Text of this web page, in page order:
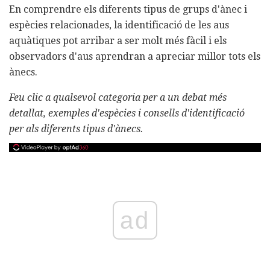
En comprendre els diferents tipus de grups d'ànec i
espècies relacionades, la identificació de les aus
aquàtiques pot arribar a ser molt més fàcil i els
observadors d'aus aprendran a apreciar millor tots els
ànecs.
Feu clic a qualsevol categoria per a un debat més
detallat, exemples d'espècies i consells d'identificació
per als diferents tipus d'ànecs.
ad